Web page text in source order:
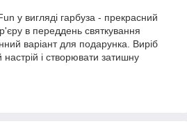
у вигляді гарбуза - прекрасний
в переддень святкування
варіант для подарунка. Виріб
і створювати затишну